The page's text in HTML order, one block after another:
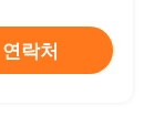
연락처